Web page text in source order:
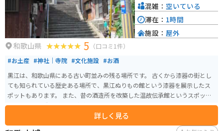
和歌山県 5 （口コミ1件）
#お土産 #神社｜寺院 #文化施設 #お酒
黒江は、和歌山県にある古い町並みの残る場所です。 古くから漆器の街とし
ても知られている歴史ある場所で、黒江ぬりもの館という漆器を展示したス
ポットもあります。 また、昔の酒造所を改築した温故伝承館というスポット
には、清酒酒造の道具などが展示販売しています。お酒が飲めなくても買い
物もできるため、オススメです。 地域からも愛される中言神社には、万葉集
にも登場する黒牛潟の由来となった石もあります。春になると黒江のひなめ
詳しく見る
混雑： 空いている
滞在： 1時間
施設： 屋外